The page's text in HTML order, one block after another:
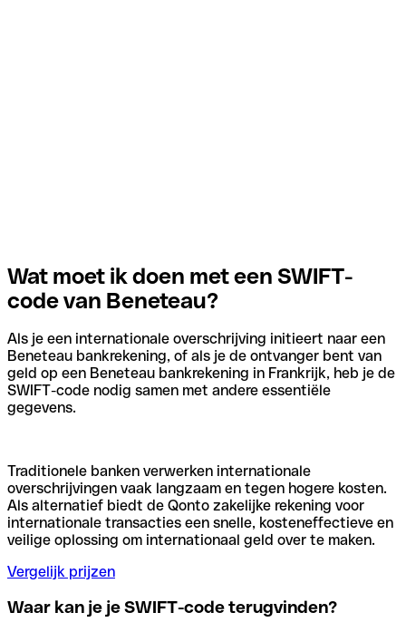
Wat moet ik doen met een SWIFT-
code van Beneteau?
Als je een internationale overschrijving initieert naar een
Beneteau bankrekening, of als je de ontvanger bent van
geld op een Beneteau bankrekening in Frankrijk, heb je de
SWIFT-code nodig samen met andere essentiële
gegevens.
Traditionele banken verwerken internationale
overschrijvingen vaak langzaam en tegen hogere kosten.
Als alternatief biedt de Qonto zakelijke rekening voor
internationale transacties een snelle, kosteneffectieve en
veilige oplossing om internationaal geld over te maken.
Vergelijk prijzen
Waar kan je je SWIFT-code terugvinden?